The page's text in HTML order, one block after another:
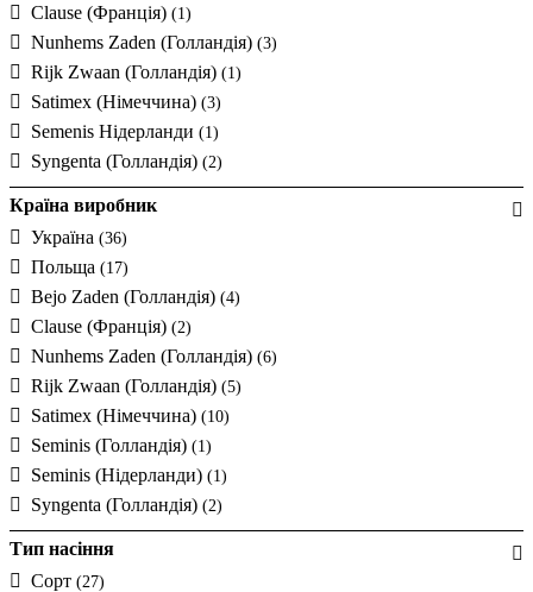
Clause (Франція) (1)
Nunhems Zaden (Голландія) (3)
Rijk Zwaan (Голландія) (1)
Satimex (Німеччина) (3)
Semenis Нідерланди (1)
Syngenta (Голландія) (2)
Країна виробник
Україна (36)
Польща (17)
Bejo Zaden (Голландія) (4)
Clause (Франція) (2)
Nunhems Zaden (Голландія) (6)
Rijk Zwaan (Голландія) (5)
Satimex (Німеччина) (10)
Seminis (Голландія) (1)
Seminis (Нідерланди) (1)
Syngenta (Голландія) (2)
Тип насіння
Сорт (27)